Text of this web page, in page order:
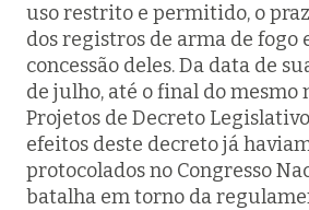
uso restrito e permitido, o
dos registros de arma de fogo
concessão deles. Da data de
de julho, até o final do mesmo
Projetos de Decreto
efeitos deste decreto já
protocolados no Congresso
batalha em torno da